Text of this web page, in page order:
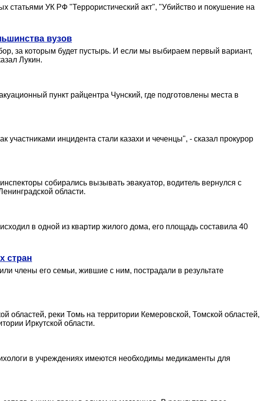
статьями УК РФ "Террористический акт", "Убийство и покушение на
вузов
за которым будет пустырь. И если мы выбираем первый вариант,
Лукин.
пункт райцентра Чунский, где подготовлены места в
инцидента стали казахи и чеченцы", - сказал прокурор
собирались вызывать эвакуатор, водитель вернулся с
области.
в одной из квартир жилого дома, его площадь составила 40
стран
члены его семьи, жившие с ним, пострадали в результате
областей, реки Томь на территории Кемеровской, Томской областей,
Иркутской области.
в учреждениях имеются необходимы медикаменты для